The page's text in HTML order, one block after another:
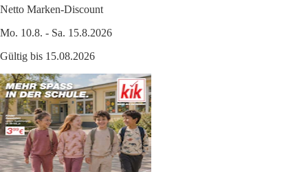
Netto Marken-Discount
Mo. 10.8. - Sa. 15.8.2026
Gültig bis 15.08.2026